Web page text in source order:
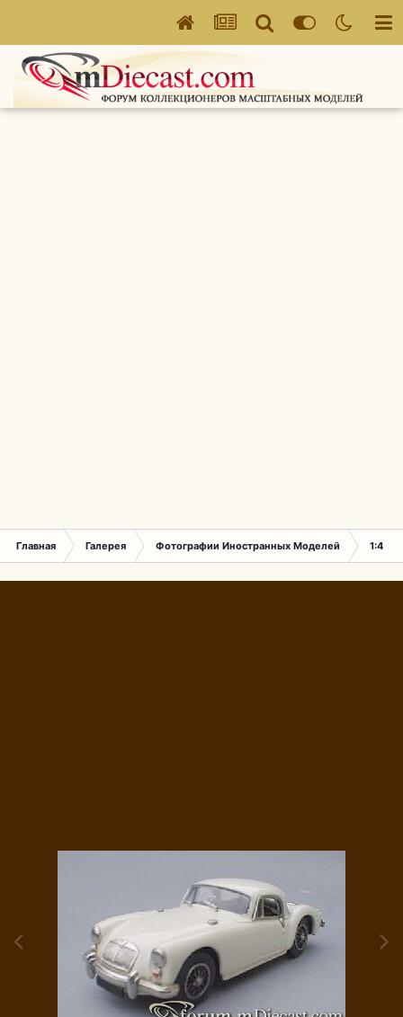
Главная Галерея Фотографии Иностранных Моделей 1:43